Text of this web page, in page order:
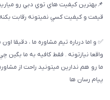
📌بهترين كيفيت هاي توي دبي رو
قيمت و كيفيت كسي نميتونه رقابت بكنه
✅ و اما درباره تيم مشاوره ما ، دقيقا
واقعا نيازتونه . فقط كافيه به ما بگين
ما رو هم ندارين ميتونيد راحت از
پيام رسان ها